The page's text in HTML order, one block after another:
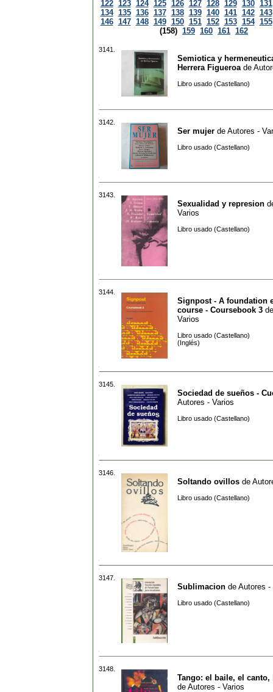
122 123 124 125 126 127 128 129 130 131
134 135 136 137 138 139 140 141 142 143
146 147 148 149 150 151 152 153 154 155
(158) 159 160 161 162
3141.
Semiotica y
Herrera Figueroa de
Libro usado (Castellano)
3142.
Ser mujer de Autores -
Libro usado (Castellano)
3143.
Sexualidad y represion
Varios
Libro usado (Castellano)
3144.
Signpost - A foundation
course - Coursebook 3
Varios
Libro usado (Castellano)
(Inglés)
3145.
Sociedad de sueños -
Autores - Varios
Libro usado (Castellano)
3146.
Soltando ovillos de
Libro usado (Castellano)
3147.
Sublimacion de Autores -
Libro usado (Castellano)
3148.
Tango: el baile, el
de Autores - Varios